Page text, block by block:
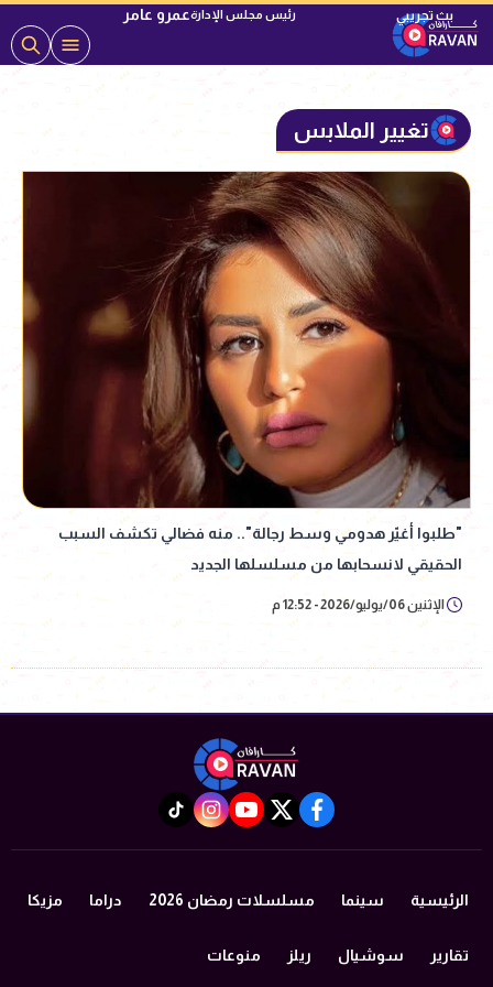
رئيس مجلس الإدارةعمرو عامر
تغيير الملابس
"طلبوا أغيّر هدومي وسط رجالة".. منه فضالي تكشف السبب
الحقيقي لانسحابها من مسلسلها الجديد
الإثنين 06/يوليو/2026 - 12:52 م
facebook
twitter
youtube
instagram
tiktok
الرئيسية سينما مسلسلات رمضان 2026 دراما مزيكا
تقارير سوشيال ريلز منوعات